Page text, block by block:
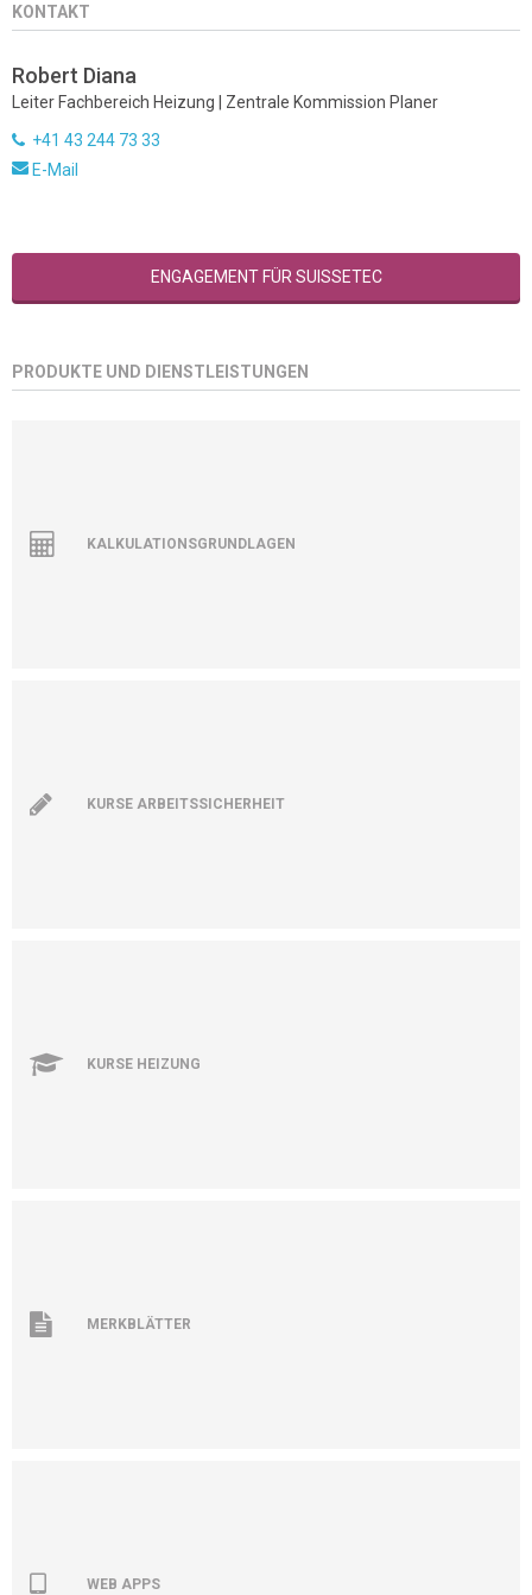
KONTAKT
Robert Diana
Leiter Fachbereich Heizung | Zentrale Kommission Planer
+41 43 244 73 33
E-Mail
ENGAGEMENT FÜR SUISSETEC
PRODUKTE UND DIENSTLEISTUNGEN
KALKULATIONSGRUNDLAGEN
KURSE ARBEITSSICHERHEIT
KURSE HEIZUNG
MERKBLÄTTER
WEB APPS